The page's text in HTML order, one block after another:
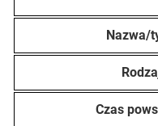
Nazwa/
Czas